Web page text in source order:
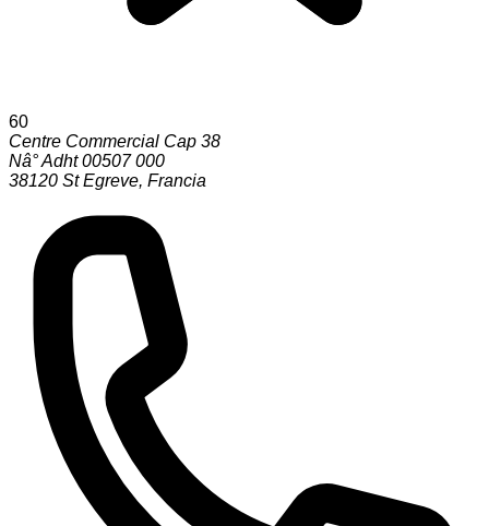
60
Centre Commercial Cap 38
Nâ° Adht 00507 000
38120 St Egreve, Francia